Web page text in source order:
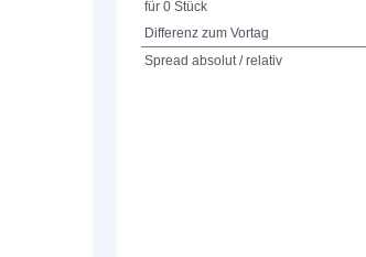
für 0 Stück
Differenz zum Vortag
Spread absolut / relativ